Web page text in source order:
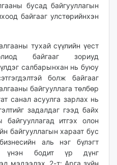
бусад байгууллагын
байгааг улстөрийнхэн
тухай сүүлийн үест
байгааг зориуд
салбарынхан нь буюу
болж байгааг
байгууллага төлбөр
санал асуулга зарлах нь
задалдаг гээд байх
итгэх олон
байгууллагын хараат бус
аль нэг бүлэгт
үнэн бодит үр дүнг
мэдээлэх, 2-т: Арга зүйн